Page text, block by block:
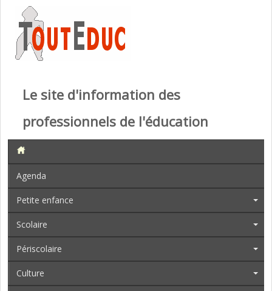
Le site d'information des
professionnels de l'éducation
Agenda
Petite enfance
Scolaire
Périscolaire
Culture